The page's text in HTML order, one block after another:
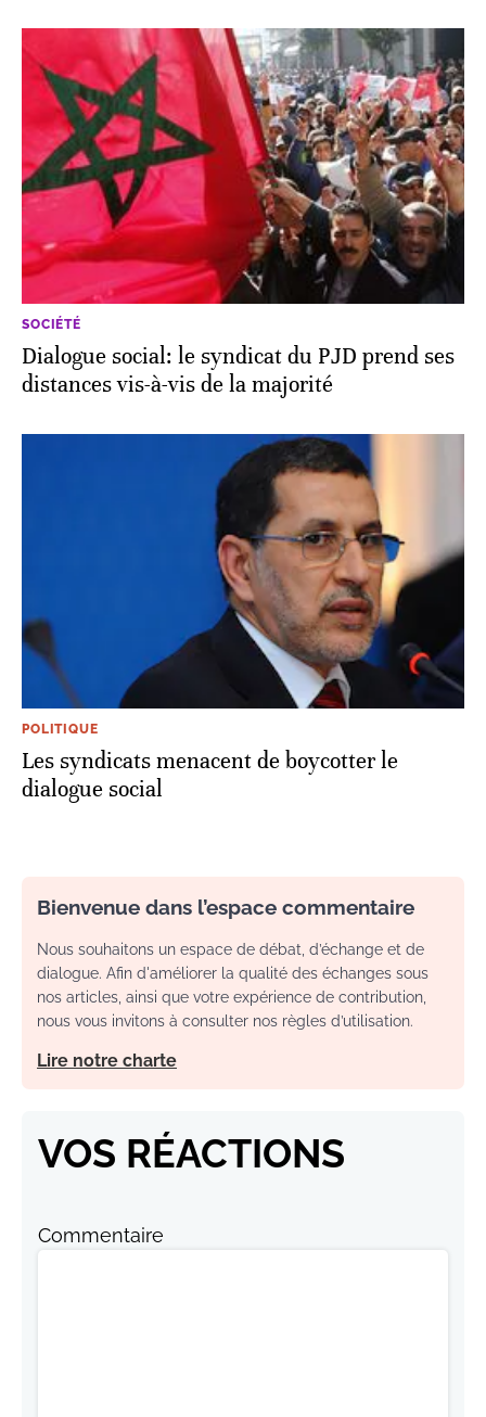
SOCIÉTÉ
Dialogue social: le syndicat du PJD prend ses
distances vis-à-vis de la majorité
POLITIQUE
Les syndicats menacent de boycotter le
dialogue social
Bienvenue dans l’espace commentaire
Nous souhaitons un espace de débat, d’échange et de
dialogue. Afin d'améliorer la qualité des échanges sous
nos articles, ainsi que votre expérience de contribution,
nous vous invitons à consulter nos règles d’utilisation.
Lire notre charte
VOS RÉACTIONS
Commentaire